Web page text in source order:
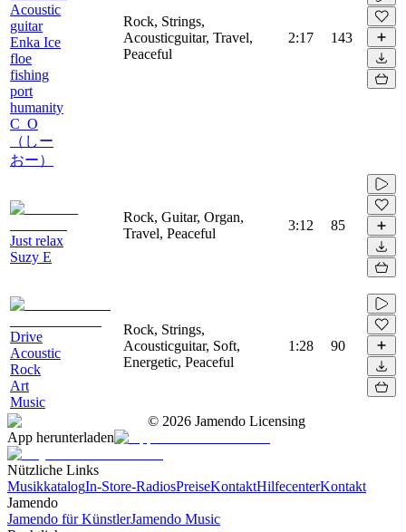
Acoustic
guitar
Enka Ice
floe
fishing
port
humanity
C_O
（しー
おー）
Rock, Strings,
Acousticguitar, Travel,
Peaceful
2:17 143
Just relax
Suzy E
Rock, Guitar, Organ,
Travel, Peaceful
3:12 85
Drive
Acoustic
Rock
Art
Music
Rock, Strings,
Acousticguitar, Soft,
Energetic, Peaceful
1:28 90
© 2026 Jamendo Licensing
App herunterladen
Nützliche Links
MusikkatalogIn-Store-RadiosPreiseKontaktHilfecenterKontakt
Jamendo
Jamendo für KünstlerJamendo Music